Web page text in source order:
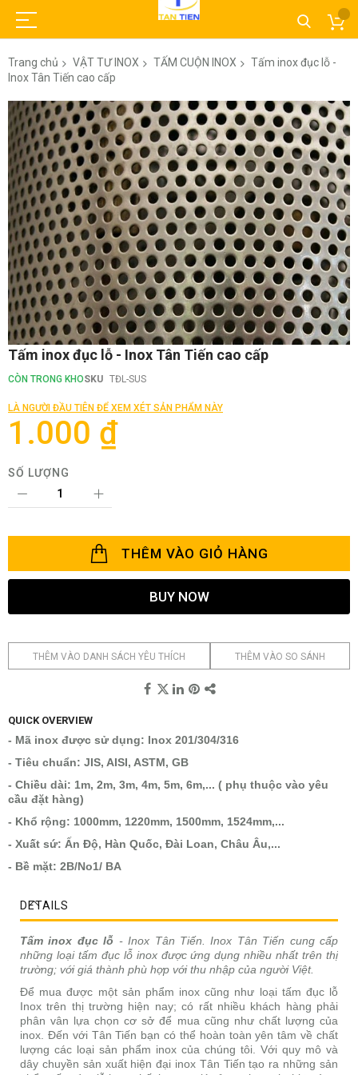
Trang chủ VẬT TƯ INOX TẤM CUỘN INOX
Tấm inox đục lỗ -
Inox Tân Tiến cao cấp
Chuyển
đến
phần
đầu
của
thư
viện
hình
ảnh
Chuyển
đến
phần
của
thư
hình
Tấm inox đục lỗ - Inox Tân Tiến cao cấp
CÒN TRONG KHOSKU TĐL-SUS
LÀ NGƯỜI ĐẦU TIÊN ĐỂ XEM XÉT SẢN PHẨM NÀY
1.000 ₫
SỐ LƯỢNG
THÊM VÀO GIỎ HÀNG
BUY NOW
THÊM VÀO DANH SÁCH YÊU THÍCH THÊM VÀO SO SÁNH
QUICK OVERVIEW
- Mã inox được sử dụng: Inox 201/304/316
- Tiêu chuẩn: JIS, AISI, ASTM, GB
- Chiều dài: 1m, 2m, 3m, 4m, 5m, 6m,... ( phụ thuộc vào yêu
cầu đặt hàng)
- Khổ rộng: 1000mm, 1220mm, 1500mm, 1524mm,...
- Xuất sứ: Ấn Độ, Hàn Quốc, Đài Loan, Châu Âu,...
- Bề mặt: 2B/No1/ BA
DETAILS
Tấm inox đục lỗ - Inox Tân Tiến. Inox Tân Tiến cung cấp
những loại tấm đục lỗ inox được ứng dụng nhiều nhất trên thị
trường; với giá thành phù hợp với thu nhập của người Việt.
Để mua được một sản phẩm inox cũng như loại tấm đục lỗ
Inox trên thị trường hiện nay; có rất nhiều khách hàng phải
phân vân lựa chọn cơ sở để mua cũng như chất lượng của
inox. Đến với Tân Tiến bạn có thể hoàn toàn yên tâm về chất
lượng các loại sản phẩm inox của chúng tôi. Với quy mô và
dây chuyền sản xuất hiện đại inox Tân Tiến tạo ra những sản